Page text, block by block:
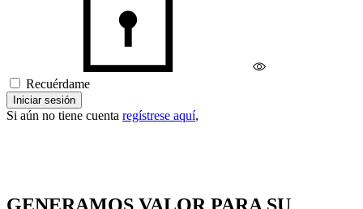
Recuérdame
Iniciar sesión
Si aún no tiene cuenta regístrese aquí,
GENERAMOS VALOR PARA SU